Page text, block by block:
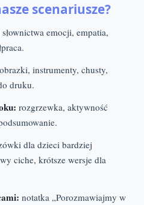
scenariusze?
emocji, empatia,
instrumenty, chusty,
druku.
rozgrzewka, aktywność
dla dzieci bardziej
ciche, krótsze wersje dla
notatka „Porozmawiajmy w